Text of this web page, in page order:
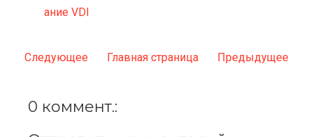
ание VDI
Следующее Предыдущее
Главная страница
0 коммент.: